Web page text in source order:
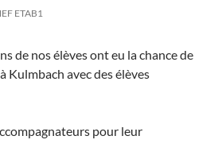
ETAB1
de nos élèves ont eu la chance de
Kulmbach avec des élèves
pour leur